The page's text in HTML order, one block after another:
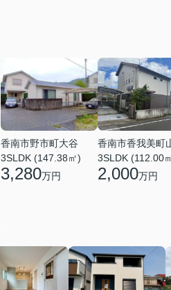
香南市野市町大谷
3SLDK (147.38㎡)
3,280万円
香南市香我美町
3SLDK (112.00
2,000万円